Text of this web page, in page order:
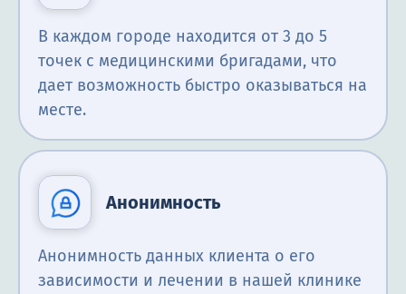
В каждом городе находится от 3 до 5
точек с медицинскими бригадами, что
дает возможность быстро оказываться на
месте.
Анонимность
Анонимность данных клиента о его
зависимости и лечении в нашей клинике